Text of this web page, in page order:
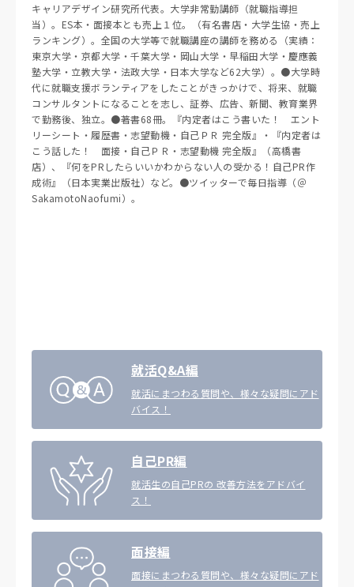
キャリアデザイン研究所代表。大学非常勤講師（就職指導担
当）。ES本・面接本とも売上１位。（有名書店・大学生協・売上
ランキング）。全国の大学等で就職講座の講師を務める（実績：
東京大学・京都大学・千葉大学・岡山大学・早稲田大学・慶應義
塾大学・立教大学・法政大学・日本大学など62大学）。●大学時
代に就職支援ボランティアをしたことがきっかけで、将来、就職
コンサルタントになることを志し、証券、広告、新聞、教育業界
で勤務後、独立。●著書68冊。『内定者はこう書いた！ エント
リーシート・履歴書・志望動機・自己ＰＲ 完全版』・『内定者は
こう話した！ 面接・自己ＰＲ・志望動機 完全版』（高橋書
店）、『何をPRしたらいいかわからない人の受かる！自己PR作
成術』（日本実業出版社）など。●ツイッターで毎日指導（＠
SakamotoNaofumi）。
就活Q&A編
就活にまつわる質問や、様々な疑問にアド
バイス！
自己PR編
就活生の自己PRの 改善方法をアドバイ
ス！
面接編
面接にまつわる質問や、様々な疑問にアド